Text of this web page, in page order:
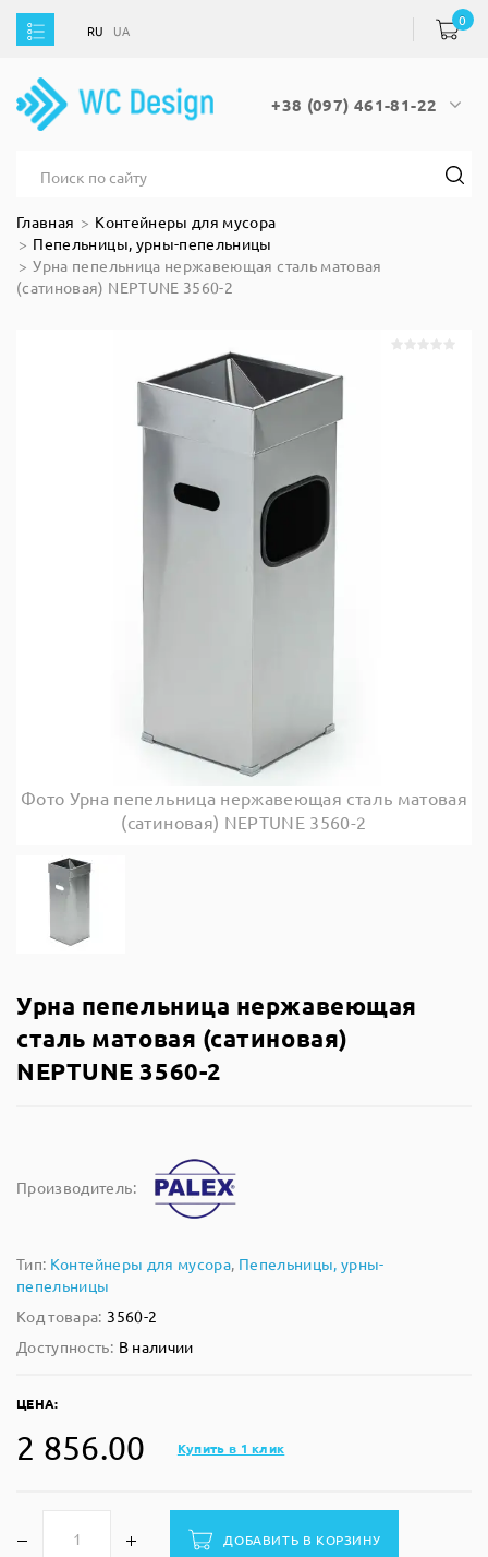
UA
+38 (097) 461-81-22
RU UA
0
Главная
Контейнеры для мусора
Пепельницы, урны-пепельницы
Урна пепельница нержавеющая сталь матовая
(сатиновая) NEPTUNE 3560-2
Фото Урна пепельница нержавеющая сталь матовая
(сатиновая) NEPTUNE 3560-2
Урна пепельница нержавеющая
сталь матовая (сатиновая)
NEPTUNE 3560-2
Производитель:
Тип: Контейнеры для мусора, Пепельницы, урны-
пепельницы
Код товара: 3560-2
Доступность: В наличии
ЦЕНА:
2 856.00 Купить в 1 клик
ДОБАВИТЬ В КОРЗИНУ